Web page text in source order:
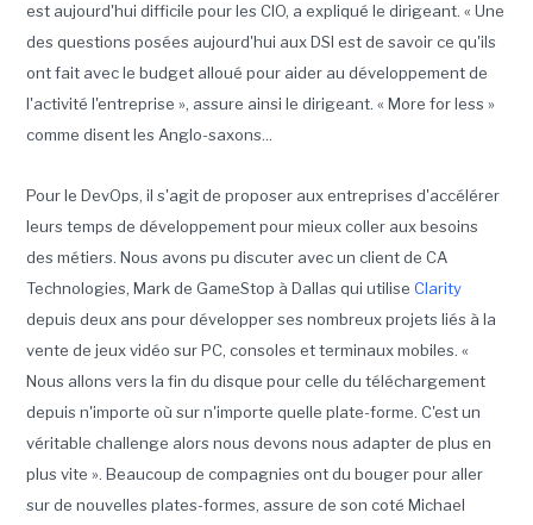
est aujourd'hui difficile pour les CIO, a expliqué le dirigeant. « Une
des questions posées aujourd'hui aux DSI est de savoir ce qu'ils
ont fait avec le budget alloué pour aider au développement de
l'activité l'entreprise », assure ainsi le dirigeant. « More for less »
comme disent les Anglo-saxons...
Pour le DevOps, il s'agit de proposer aux entreprises d'accélérer
leurs temps de développement pour mieux coller aux besoins
des métiers. Nous avons pu discuter avec un client de CA
Technologies, Mark de GameStop à Dallas qui utilise Clarity
depuis deux ans pour développer ses nombreux projets liés à la
vente de jeux vidéo sur PC, consoles et terminaux mobiles. «
Nous allons vers la fin du disque pour celle du téléchargement
depuis n'importe où sur n'importe quelle plate-forme. C'est un
véritable challenge alors nous devons nous adapter de plus en
plus vite ». Beaucoup de compagnies ont du bouger pour aller
sur de nouvelles plates-formes, assure de son coté Michael